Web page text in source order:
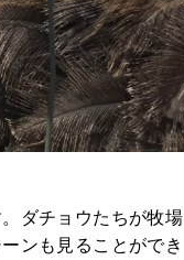
ダチョウたちが牧場
ンも見ることができ